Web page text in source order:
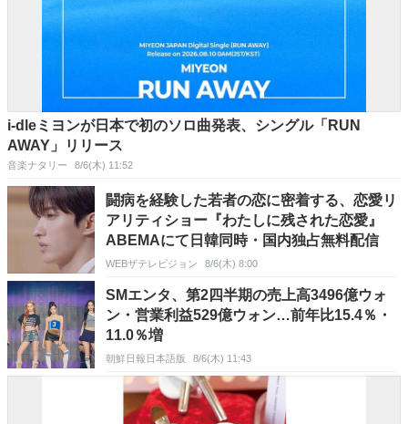
i-dleミヨンが日本で初のソロ曲発表、シングル「RUN
AWAY」リリース
音楽ナタリー 8/6(木) 11:52
闘病を経験した若者の恋に密着する、恋愛リ
アリティショー『わたしに残された恋愛』
ABEMAにて日韓同時・国内独占無料配信
WEBザテレビジョン 8/6(木) 8:00
SMエンタ、第2四半期の売上高3496億ウォ
ン・営業利益529億ウォン…前年比15.4％・
11.0％増
朝鮮日報日本語版 8/6(木) 11:43